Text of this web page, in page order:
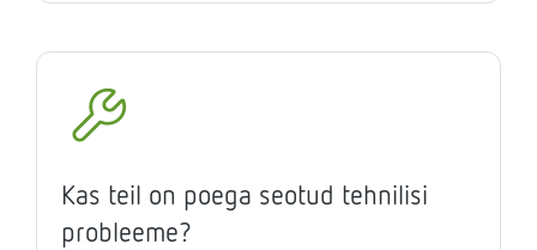
Kas teil on poega seotud tehnilisi
probleeme?